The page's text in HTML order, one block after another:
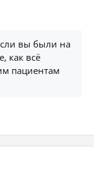
вы были на
как всё
пациентам